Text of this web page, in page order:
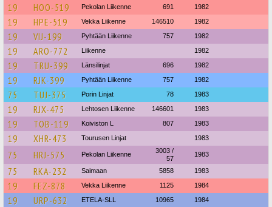
19 HOO-519 Pekolan Liikenne 691 1982
19 HPE-519 Vekka Liikenne 146510 1982
19 VIJ-199 Pyhtään Liikenne 757 1982
19 ARO-772 Liikenne 1982
19 TRU-399 Länsilinjat 696 1982
19 RJK-399 Pyhtään Liikenne 757 1982
75 TUJ-375 Porin Linjat 78 1983
19 RJX-475 Lehtosen Liikenne 146601 1983
19 TOB-119 Koiviston L 807 1983
19 XHR-473 Tourusen Linjat 1983
75 HRJ-575 Pekolan Liikenne
3003 /
57
1983
75 RKA-232 Saimaan 5858 1983
19 FEZ-878 Vekka Liikenne 1125 1984
19 URP-632 ETELA-SLL 10965 1984